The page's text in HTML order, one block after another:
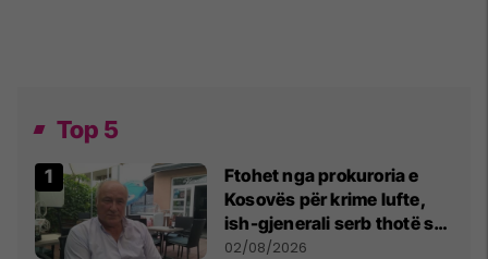
Top 5
Ftohet nga prokuroria e
Kosovës për krime lufte,
ish-gjenerali serb thotë se
dikush e tradhtoi në
02/08/2026